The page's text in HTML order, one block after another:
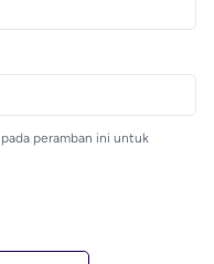
peramban ini untuk